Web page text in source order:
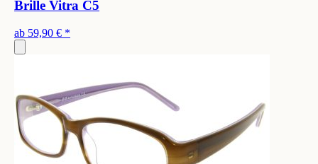
Brille Vitra C5
ab 59,90 € *